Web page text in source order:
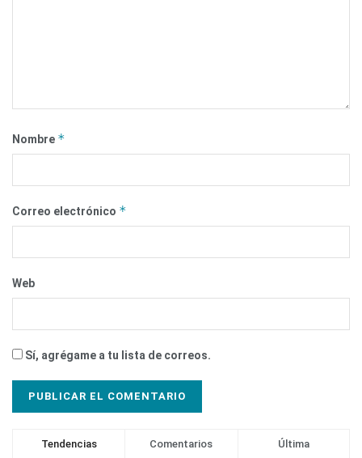
Nombre *
Correo electrónico *
Web
Sí, agrégame a tu lista de correos.
Tendencias Comentarios Última